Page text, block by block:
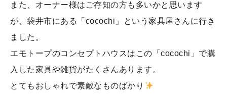
また、オーナー様はご存知の方も多いかと思います
が、袋井市にある「cocochi」という家具屋さんに行き
ました。
エモトープのコンセプトハウスはこの「cocochi」で購
入した家具や雑貨がたくさんあります。
とてもおしゃれで素敵なものばかり